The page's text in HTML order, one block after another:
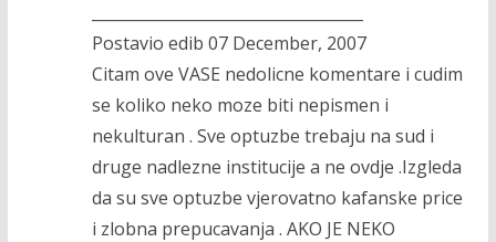
Postavio edib 07 December, 2007
Citam ove VASE nedolicne komentare i cudim
se koliko neko moze biti nepismen i
nekulturan . Sve optuzbe trebaju na sud i
druge nadlezne institucije a ne ovdje .Izgleda
da su sve optuzbe vjerovatno kafanske price
i zlobna prepucavanja . AKO JE NEKO